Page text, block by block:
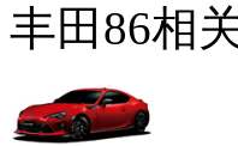
丰田86相